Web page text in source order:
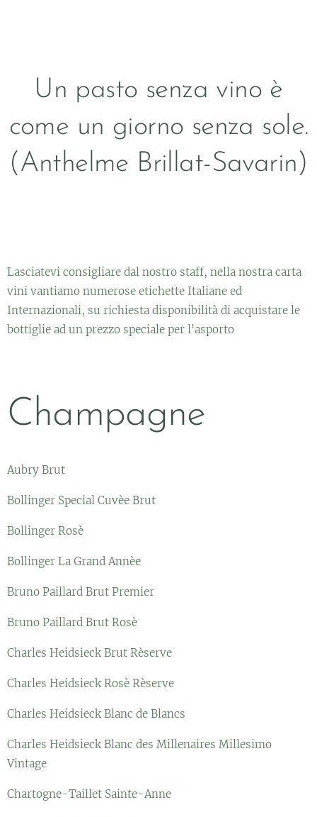
Un pasto senza vino è
come un giorno senza sole.
(Anthelme Brillat-Savarin)
Lasciatevi consigliare dal nostro staff, nella nostra carta
vini vantiamo numerose etichette Italiane ed
Internazionali, su richiesta disponibilità di acquistare le
bottiglie ad un prezzo speciale per l'asporto
Champagne
Aubry Brut
Bollinger Special Cuvèe Brut
Bollinger Rosè
Bollinger La Grand Annèe
Bruno Paillard Brut Premier
Bruno Paillard Brut Rosè
Charles Heidsieck Brut Rèserve
Charles Heidsieck Rosè Rèserve
Charles Heidsieck Blanc de Blancs
Charles Heidsieck Blanc des Millenaires Millesimo
Vintage
Chartogne-Taillet Sainte-Anne